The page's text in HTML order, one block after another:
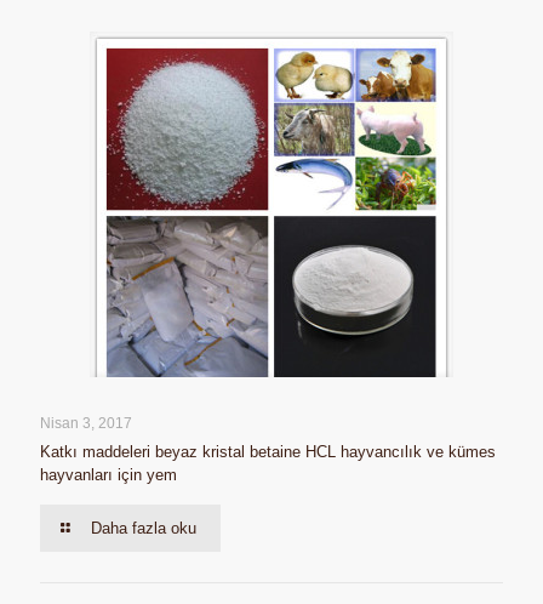
Nisan 3, 2017
Katkı maddeleri beyaz kristal betaine HCL hayvancılık ve kümes
hayvanları için yem
Daha fazla oku